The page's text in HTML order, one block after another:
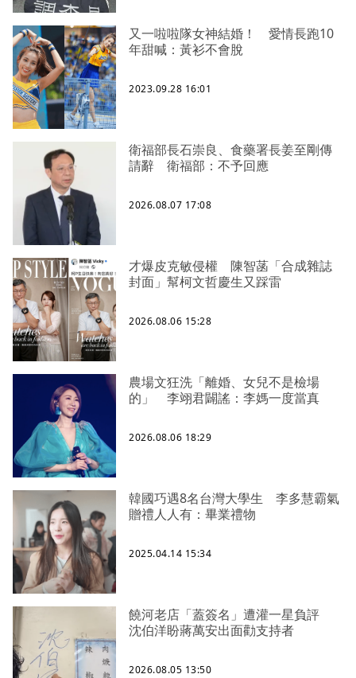
又一啦啦隊女神結婚！ 愛情長跑10
年甜喊：黃衫不會脫
2023.09.28 16:01
衛福部長石崇良、食藥署長姜至剛傳
請辭 衛福部：不予回應
2026.08.07 17:08
才爆皮克敏侵權 陳智菡「合成雜誌
封面」幫柯文哲慶生又踩雷
2026.08.06 15:28
農場文狂洗「離婚、女兒不是檢場
的」 李翊君闢謠：李媽一度當真
2026.08.06 18:29
韓國巧遇8名台灣大學生 李多慧霸氣
贈禮人人有：畢業禮物
2025.04.14 15:34
饒河老店「蓋簽名」遭灌一星負評
沈伯洋盼蔣萬安出面勸支持者
2026.08.05 13:50